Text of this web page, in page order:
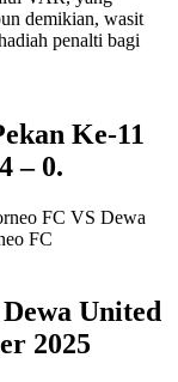
Ke-11
– 0.
United
2025